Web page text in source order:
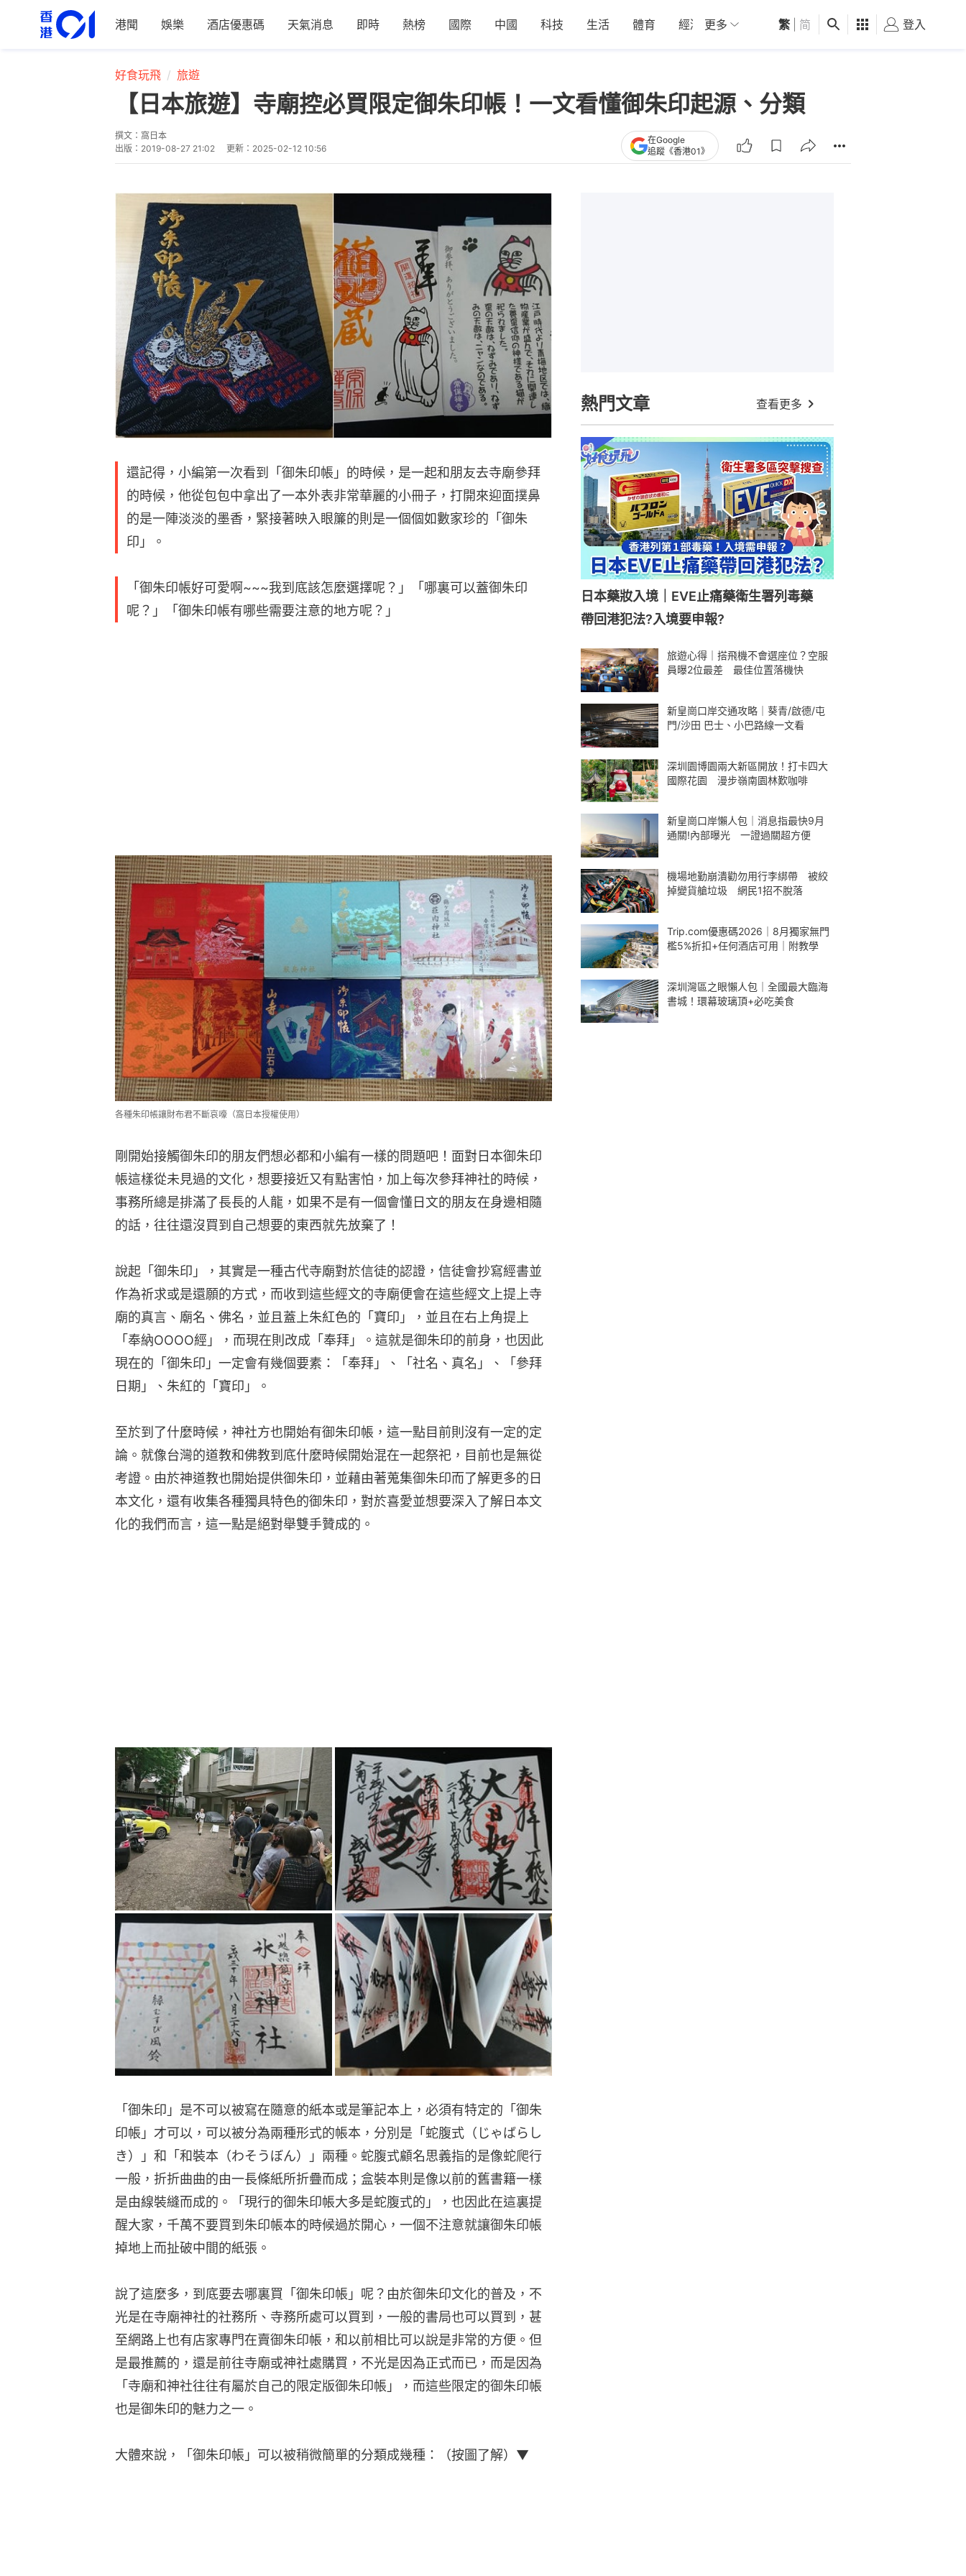
港聞 娛樂 酒店優惠碼 天氣消息 即時 熱榜 國際 中國 科技 生活 體育 經濟 01深圳 觀點 健康 好食玩飛
更多 繁 简 登入
好食玩飛 旅遊
【日本旅遊】寺廟控必買限定御朱印帳！一文看懂御朱印起源、分類
撰文： 窩日本
出版： 2019-08-27 21:02 更新： 2025-02-12 10:56
在Google
追蹤《香港01》
還記得，小編第一次看到「御朱印帳」的時候，是一起和朋友去寺廟參拜
的時候，他從包包中拿出了一本外表非常華麗的小冊子，打開來迎面撲鼻
的是一陣淡淡的墨香，緊接著映入眼簾的則是一個個如數家珍的「御朱
印」。
「御朱印帳好可愛啊~~~我到底該怎麼選擇呢？」「哪裏可以蓋御朱印
呢？」「御朱印帳有哪些需要注意的地方呢？」
各種朱印帳讓財布君不斷哀嚎（窩日本授權使用）
剛開始接觸御朱印的朋友們想必都和小編有一樣的問題吧！面對日本御朱印
帳這樣從未見過的文化，想要接近又有點害怕，加上每次參拜神社的時候，
事務所總是排滿了長長的人龍，如果不是有一個會懂日文的朋友在身邊相隨
的話，往往還沒買到自己想要的東西就先放棄了！
說起「御朱印」，其實是一種古代寺廟對於信徒的認證，信徒會抄寫經書並
作為祈求或是還願的方式，而收到這些經文的寺廟便會在這些經文上提上寺
廟的真言、廟名、佛名，並且蓋上朱紅色的「寶印」，並且在右上角提上
「奉納OOOO經」，而現在則改成「奉拜」。這就是御朱印的前身，也因此
現在的「御朱印」一定會有幾個要素：「奉拜」、「社名、真名」、「參拜
日期」、朱紅的「寶印」。
至於到了什麼時候，神社方也開始有御朱印帳，這一點目前則沒有一定的定
論。就像台灣的道教和佛教到底什麼時候開始混在一起祭祀，目前也是無從
考證。由於神道教也開始提供御朱印，並藉由著蒐集御朱印而了解更多的日
本文化，還有收集各種獨具特色的御朱印，對於喜愛並想要深入了解日本文
化的我們而言，這一點是絕對舉雙手贊成的。
「御朱印」是不可以被寫在隨意的紙本或是筆記本上，必須有特定的「御朱
印帳」才可以，可以被分為兩種形式的帳本，分別是「蛇腹式（じゃばらし
き）」和「和裝本（わそうぼん）」兩種。蛇腹式顧名思義指的是像蛇爬行
一般，折折曲曲的由一長條紙所折疊而成；盒裝本則是像以前的舊書籍一樣
是由線裝縫而成的。「現行的御朱印帳大多是蛇腹式的」，也因此在這裏提
醒大家，千萬不要買到朱印帳本的時候過於開心，一個不注意就讓御朱印帳
掉地上而扯破中間的紙張。
說了這麼多，到底要去哪裏買「御朱印帳」呢？由於御朱印文化的普及，不
光是在寺廟神社的社務所、寺務所處可以買到，一般的書局也可以買到，甚
至網路上也有店家專門在賣御朱印帳，和以前相比可以說是非常的方便。但
是最推薦的，還是前往寺廟或神社處購買，不光是因為正式而已，而是因為
「寺廟和神社往往有屬於自己的限定版御朱印帳」，而這些限定的御朱印帳
也是御朱印的魅力之一。
大體來說，「御朱印帳」可以被稍微簡單的分類成幾種：（按圖了解）▼
熱門文章 查看更多
日本藥妝入境｜EVE止痛藥衛生署列毒藥
帶回港犯法?入境要申報?
旅遊心得｜搭飛機不會選座位？空服
員曝2位最差 最佳位置落機快
新皇崗口岸交通攻略｜葵青/啟德/屯
門/沙田 巴士、小巴路線一文看
深圳園博園兩大新區開放！打卡四大
國際花園 漫步嶺南園林歎咖啡
新皇崗口岸懶人包｜消息指最快9月
通關!內部曝光 一證過關超方便
機場地勤崩潰勸勿用行李綁帶 被絞
掉變貨艙垃圾 網民1招不脫落
Trip.com優惠碼2026｜8月獨家無門
檻5%折扣+任何酒店可用｜附教學
深圳灣區之眼懶人包｜全國最大臨海
書城！環幕玻璃頂+必吃美食